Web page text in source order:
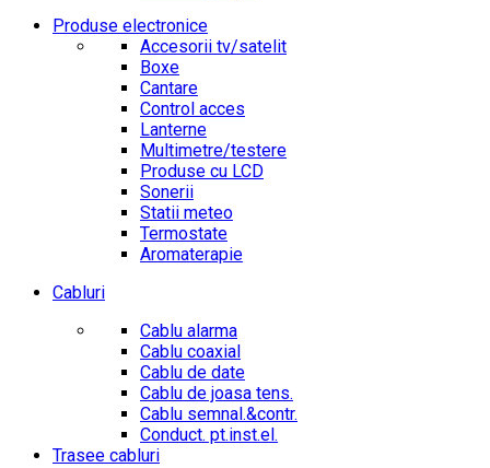
Produse electronice
Accesorii tv/satelit
Boxe
Cantare
Control acces
Lanterne
Multimetre/testere
Produse cu LCD
Sonerii
Statii meteo
Termostate
Aromaterapie
Cabluri
Cablu alarma
Cablu coaxial
Cablu de date
Cablu de joasa tens.
Cablu semnal.&contr.
Conduct. pt.inst.el.
Trasee cabluri